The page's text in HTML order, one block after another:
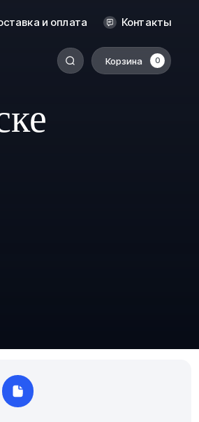
и оплата Контакты
Корзина 0
Оренбург
Пермь
Ростов-на-Дону